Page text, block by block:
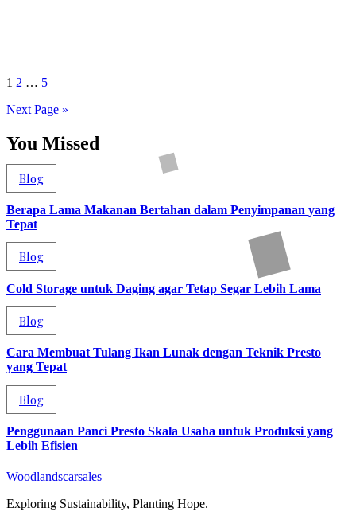
Posts
pagination
1 2 … 5
Next Page »
You Missed
Blog
Berapa Lama Makanan Bertahan dalam Penyimpanan yang
Tepat
Blog
Cold Storage untuk Daging agar Tetap Segar Lebih Lama
Blog
Cara Membuat Tulang Ikan Lunak dengan Teknik Presto
yang Tepat
Blog
Penggunaan Panci Presto Skala Usaha untuk Produksi yang
Lebih Efisien
Woodlandscarsales
Exploring Sustainability, Planting Hope.